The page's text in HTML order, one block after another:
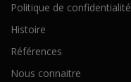
Politique de confidentialité
Histoire
Références
Nous connaitre